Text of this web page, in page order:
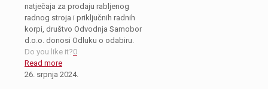
natječaja za prodaju rabljenog
radnog stroja i priključnih radnih
korpi, društvo Odvodnja Samobor
d.o.o. donosi Odluku o odabiru.
Do you like it?0
Read more
26. srpnja 2024.